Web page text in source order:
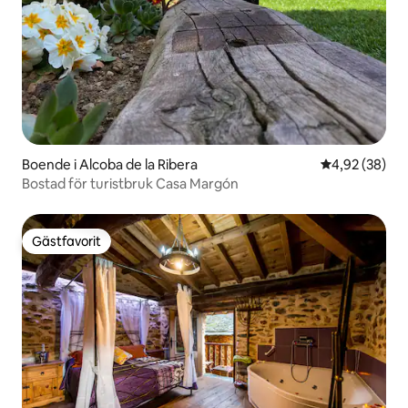
Boende i Alcoba de la Ribera 4,92 av 5 i
4,92 (38)
Bostad för turistbruk Casa Margón
Gästfavorit
Gästfavorit